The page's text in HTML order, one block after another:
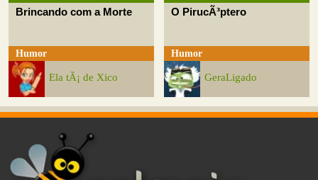
Brincando com a Morte
Humor
Ela tÃ¡ de Xico
O PirucÃ³ptero
Humor
GeraLigado